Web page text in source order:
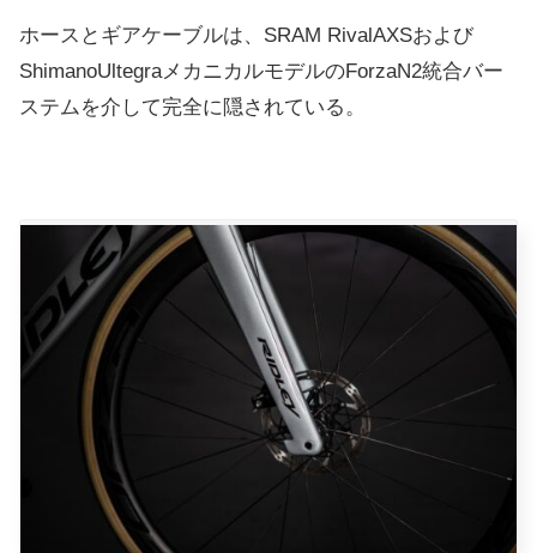
ホースとギアケーブルは、SRAM RivalAXSおよび
ShimanoUltegraメカニカルモデルのForzaN2統合バー
ステムを介して完全に隠されている。